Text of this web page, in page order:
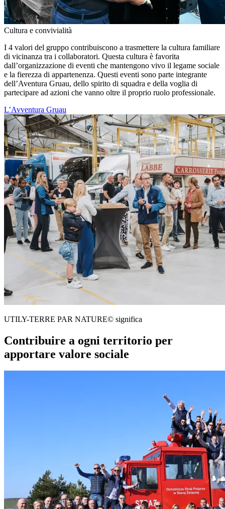
Cultura e convivialità
I 4 valori del gruppo contribuiscono a trasmettere la cultura familiare
di vicinanza tra i collaboratori. Questa cultura è favorita
dall’organizzazione di eventi che mantengono vivo il legame sociale
e la fierezza di appartenenza. Questi eventi sono parte integrante
dell’Aventura Gruau, dello spirito di squadra e della voglia di
partecipare ad azioni che vanno oltre il proprio ruolo professionale.
L’Avventura Gruau
UTILY-TERRE PAR NATURE© significa
Contribuire a ogni territorio per
apportare valore sociale